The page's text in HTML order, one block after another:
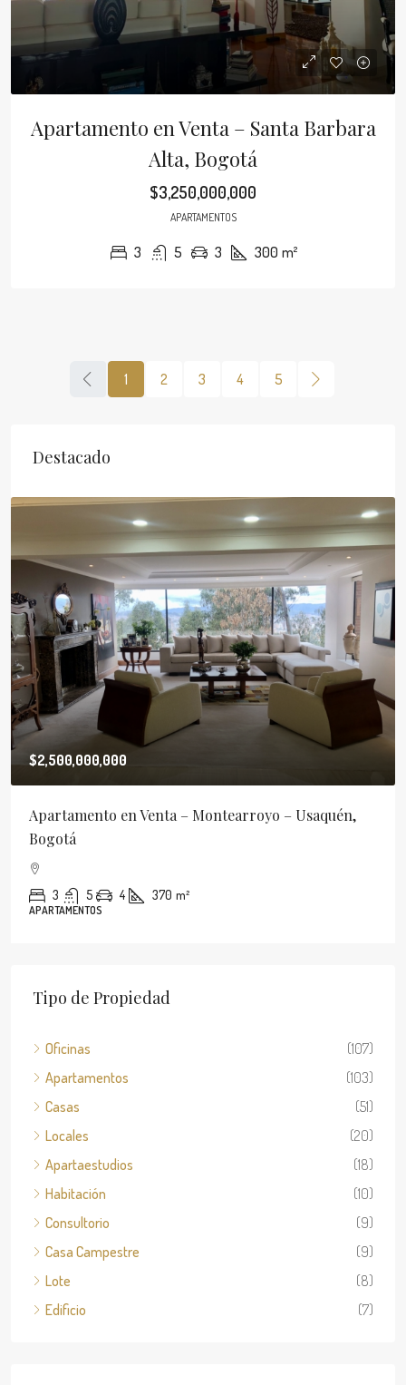
Apartamento en Venta – Santa Barbara
Alta, Bogotá
$3,250,000,000
APARTAMENTOS
3 5 3 300 m²
1 2 3 4 5
Destacado
$5,400,000
Apartamento en Arriendo – Santa Barbara Oriental-
usaquén, Bogotá
2 2 1 58 m²
APARTAMENTOS
Tipo de Propiedad
Oficinas
(107)
Apartamentos
(103)
Casas
(51)
Locales
(20)
Apartaestudios
(18)
Habitación
(10)
Consultorio
(9)
Casa Campestre
(9)
Lote
(8)
Edificio
(7)